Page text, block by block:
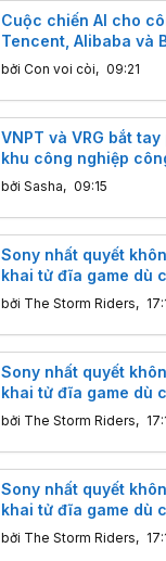
Cuộc chiến AI cho
Tencent, Alibaba và
tranh điều gì?
bởi Con voi còi, 09:21
VNPT và VRG bắt
khu công nghiệp
bởi Sasha, 09:15
Sony nhất quyết
khai tử đĩa game dù
chay
bởi The Storm Riders,
Sony nhất quyết
khai tử đĩa game dù
chay
bởi The Storm Riders,
Sony nhất quyết
khai tử đĩa game dù
chay
bởi The Storm Riders,